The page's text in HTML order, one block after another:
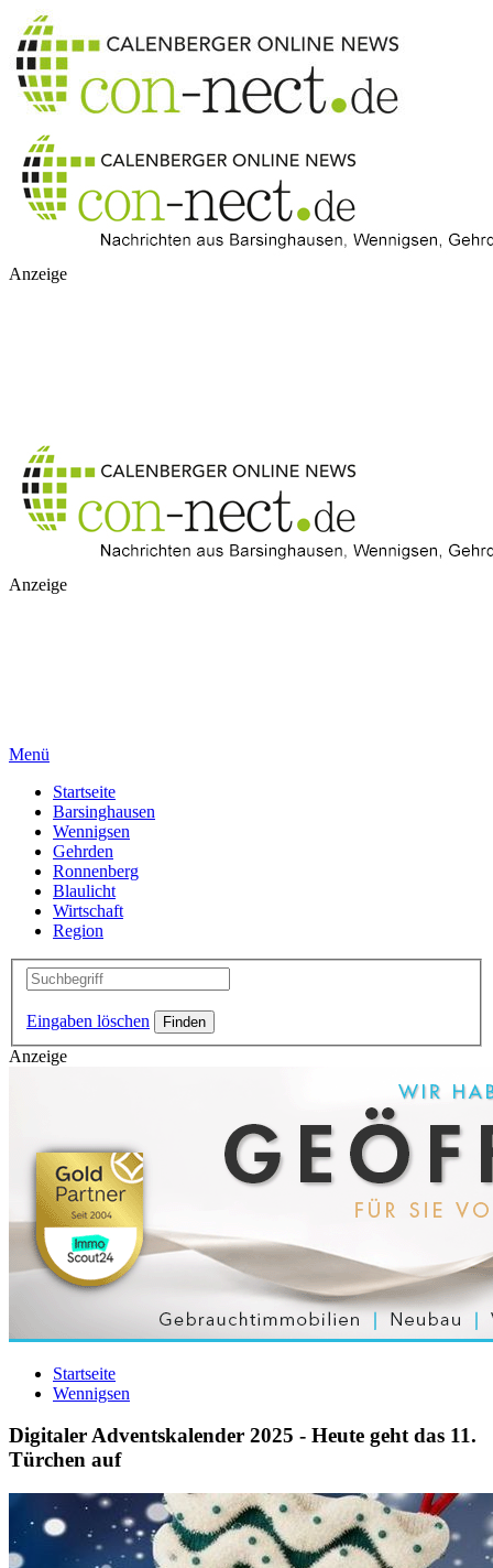
Anzeige
Anzeige
Menü
Startseite
Barsinghausen
Wennigsen
Gehrden
Ronnenberg
Blaulicht
Wirtschaft
Region
Eingaben löschen
Anzeige
Startseite
Wennigsen
Digitaler Adventskalender 2025 - Heute geht das 11.
Türchen auf